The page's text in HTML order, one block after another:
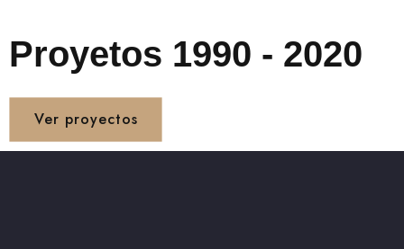
Proyetos 1990 - 2020
Ver proyectos